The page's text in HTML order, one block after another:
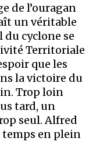
de l’ouragan
un véritable
du cyclone se
Territoriale
que les
la victoire du
Trop loin
tard, un
seul. Alfred
en plein